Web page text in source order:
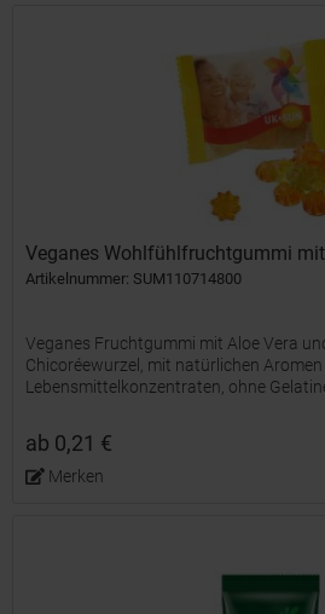
Veganes Wohlfühlfruchtgummi
Artikelnummer: SUM110714800
Veganes Fruchtgummi mit Aloe Vera
Chicoréewurzel, mit natürlichen
Lebensmittelkonzentraten, ohne
kaschiertem...
ab 0,21 €
Merken